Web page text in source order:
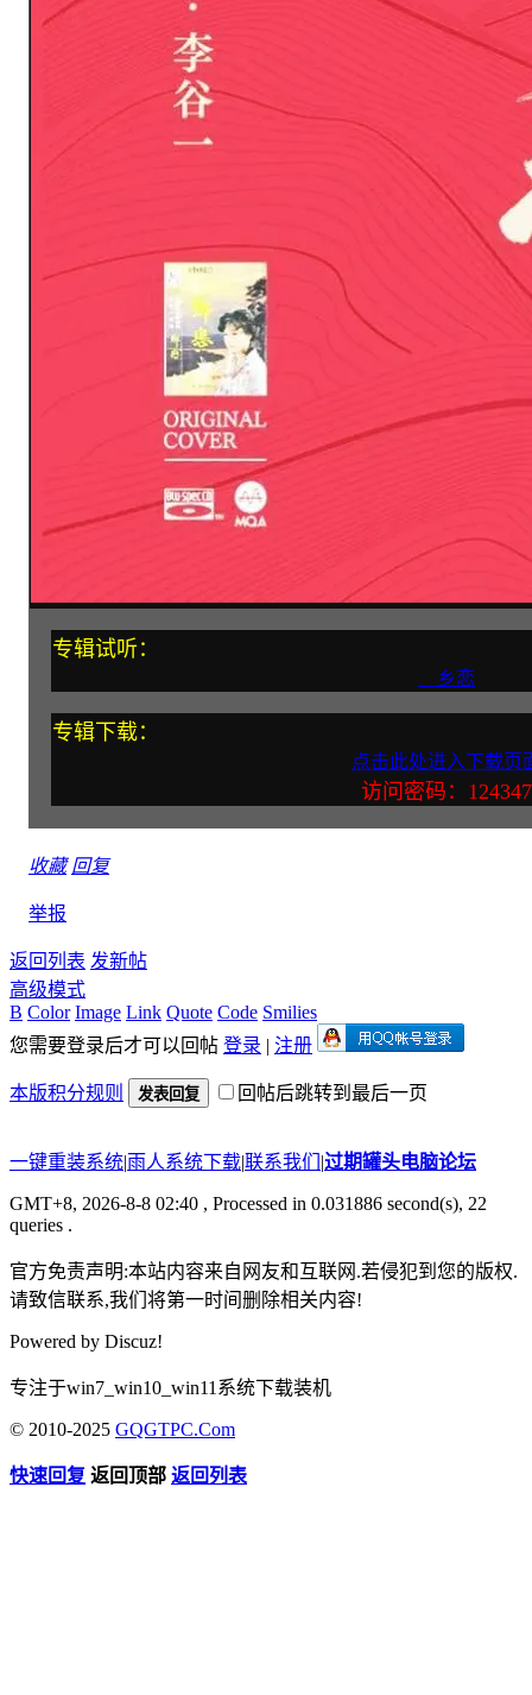
专辑试听：
乡恋
专辑下载：
点击此处进入下载页
访问密码：124347
收藏 回复
举报
返回列表 发新帖
高级模式
B Color Image Link Quote Code Smilies
您需要登录后才可以回帖 登录 | 注册
本版积分规则 发表回复 回帖后跳转到最后一页
一键重装系统|雨人系统下载|联系我们 |过期罐头电脑论坛
GMT+8, 2026-8-8 02:40 , Processed in 0.031886 second(s), 22
queries .
官方免责声明:本站内容来自网友和互联网.若侵犯到您的版权.
请致信联系,我们将第一时间删除相关内容!
Powered by Discuz!
专注于win7_win10_win11系统下载装机
© 2010-2025 GQGTPC.Com
快速回复 返回顶部 返回列表